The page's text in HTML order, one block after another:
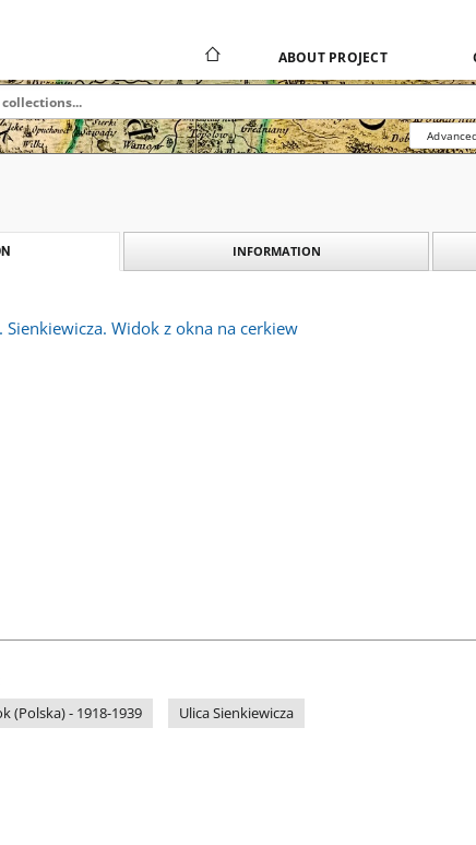
ABOUT PROJECT
INFORMATION
Sienkiewicza. Widok z okna na cerkiew
(Polska) - 1918-1939 Ulica Sienkiewicza